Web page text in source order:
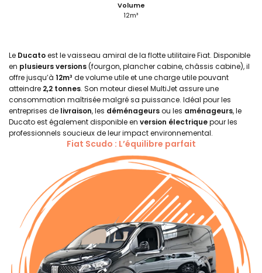
Volume
12m³
Le Ducatoest le vaisseau amiral de la flotte utilitaire Fiat. Disponible
en plusieurs versions(fourgon, plancher cabine, châssis cabine), il
offre jusqu’à 12m³ de volume utile et une charge utile pouvant
atteindre 2,2 tonnes. Son moteur diesel MultiJet assure une
consommation maîtrisée malgré sa puissance. Idéal pour les
entreprises de livraison, les déménageursou les aménageurs, le
Ducato est également disponible en version électriquepour les
professionnels soucieux de leur impact environnemental.
Fiat Scudo : L’équilibre parfait